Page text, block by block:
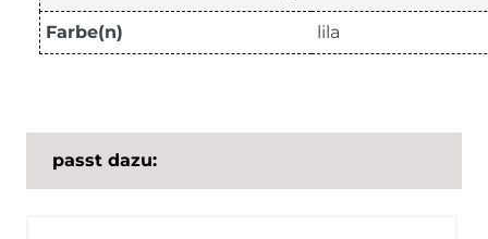
Farbe(n) lila
passt dazu: